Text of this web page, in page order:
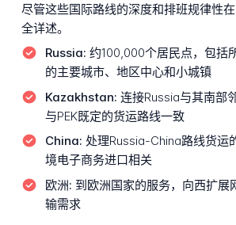
尽管这些国际路线的深度和排班规律性
全详述。
Russia: 约100,000个居民点，包括
的主要城市、地区中心和小城镇
Kazakhstan: 连接Russia与其南部
与PEK既定的货运路线一致
China: 处理Russia-China路线货运
境电子商务进口相关
欧洲: 到欧洲国家的服务，向西扩展
输需求